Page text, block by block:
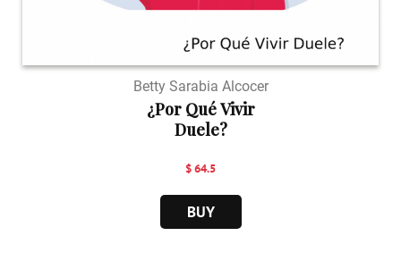
Betty Sarabia Alcocer
¿Por Qué Vivir
Duele?
$ 64.5
BUY